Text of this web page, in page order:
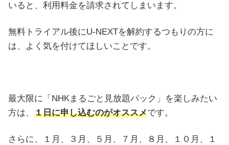
いると、利用料金を請求されてしまいます。
無料トライアル後にU-NEXTを解約するつもりの方に
は、よく気を付けてほしいことです。
最大限に「NHKまるごと見放題パック」を楽しみたい
方は、 １日に申し込むのがオススメです。
さらに、１月、３月、５月、７月、８月、１０月、１